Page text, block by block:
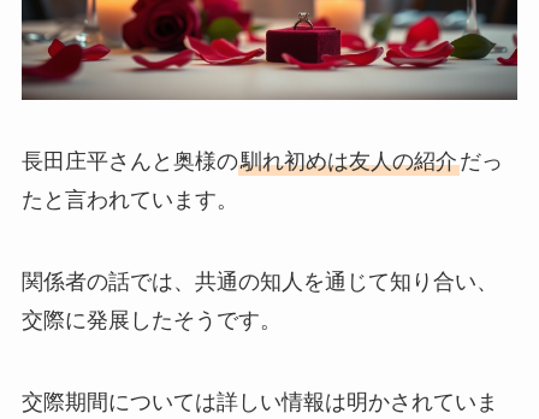
長田庄平さんと奥様の馴れ初めは友人の紹介だっ
たと言われています。
関係者の話では、共通の知人を通じて知り合い、
交際に発展したそうです。
交際期間については詳しい情報は明かされていま